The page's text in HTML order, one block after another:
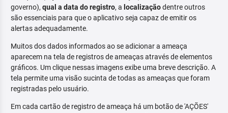
governo), qual a data do registro, a localizaçãodentre outros
são essenciais para que o aplicativo seja capaz de emitir os
alertas adequadamente.
Muitos dos dados informados ao se adicionar a ameaça
aparecem na tela de registros de ameaças através de elementos
gráficos. Um clique nessas imagens exibe uma breve descrição. A
tela permite uma visão sucinta de todas as ameaças que foram
registradas pelo usuário.
Em cada cartão de registro de ameaça há um botão de 'AÇÕES'